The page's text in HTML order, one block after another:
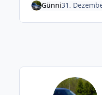
Günni31.